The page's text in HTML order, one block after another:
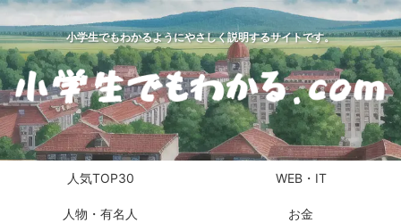
小学生でもわかるようにやさしく説明するサイトです。
人気TOP30 WEB・IT
人物・有名人 お金